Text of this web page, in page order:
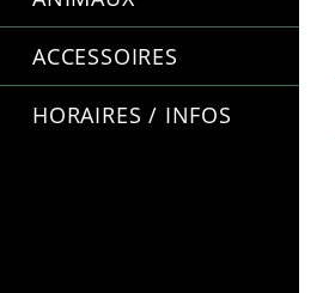
ACCESSOIRES
HORAIRES / INFOS